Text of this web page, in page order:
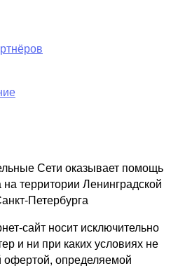
Сети оказывает помощь
территории Ленинградской
Петербурга
сайт носит исключительно
и ни при каких условиях не
офертой, определяемой